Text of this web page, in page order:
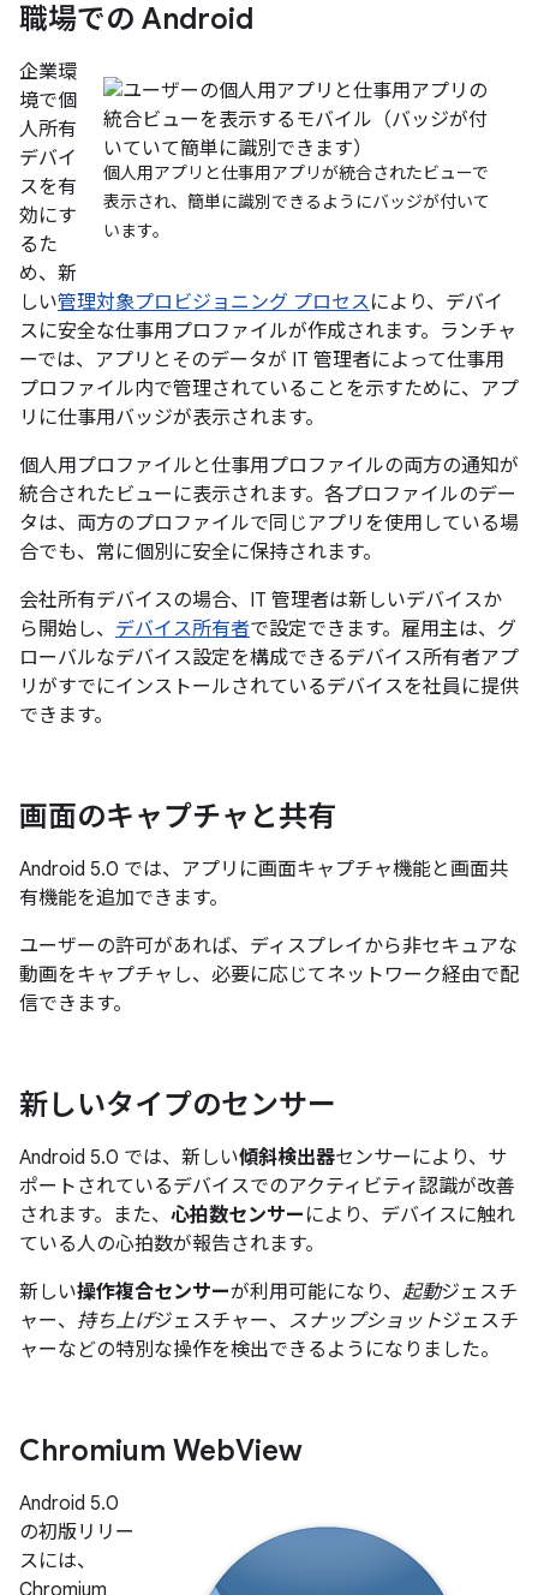
職場での Android
個人用アプリと仕事用アプリが統合されたビューで
表示され、簡単に識別できるようにバッジが付いて
います。
企業環
境で個
人所有
デバイ
スを有
効にす
るた
め、新
しい管理対象プロビジョニング プロセスにより、デバイ
スに安全な仕事用プロファイルが作成されます。ランチャ
ーでは、アプリとそのデータが IT 管理者によって仕事用
プロファイル内で管理されていることを示すために、アプ
リに仕事用バッジが表示されます。
個人用プロファイルと仕事用プロファイルの両方の通知が
統合されたビューに表示されます。各プロファイルのデー
タは、両方のプロファイルで同じアプリを使用している場
合でも、常に個別に安全に保持されます。
会社所有デバイスの場合、IT 管理者は新しいデバイスか
ら開始し、 デバイス所有者で設定できます。雇用主は、グ
ローバルなデバイス設定を構成できるデバイス所有者アプ
リがすでにインストールされているデバイスを社員に提供
できます。
画面のキャプチャと共有
Android 5.0 では、アプリに画面キャプチャ機能と画面共
有機能を追加できます。
ユーザーの許可があれば、ディスプレイから非セキュアな
動画をキャプチャし、必要に応じてネットワーク経由で配
信できます。
新しいタイプのセンサー
Android 5.0 では、新しい傾斜検出器センサーにより、サ
ポートされているデバイスでのアクティビティ認識が改善
されます。また、 心拍数センサー により、デバイスに触れ
ている人の心拍数が報告されます。
新しい操作複合センサーが利用可能になり、 起動ジェスチ
ャー、 持ち上げジェスチャー、 スナップショットジェスチ
ャーなどの特別な操作を検出できるようになりました。
Chromium WebView
Android 5.0
の初版リリー
スには、